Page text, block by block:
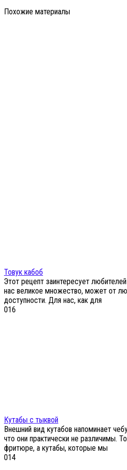
Похожие материалы
Товук кабоб
Этот рецепт заинтересует
нас великое множество, может от
доступности. Для нас, как для
016
Кутабы с тыквой
Внешний вид кутабов напоминает
что они практически не различимы.
фритюре, а кутабы, которые мы
014